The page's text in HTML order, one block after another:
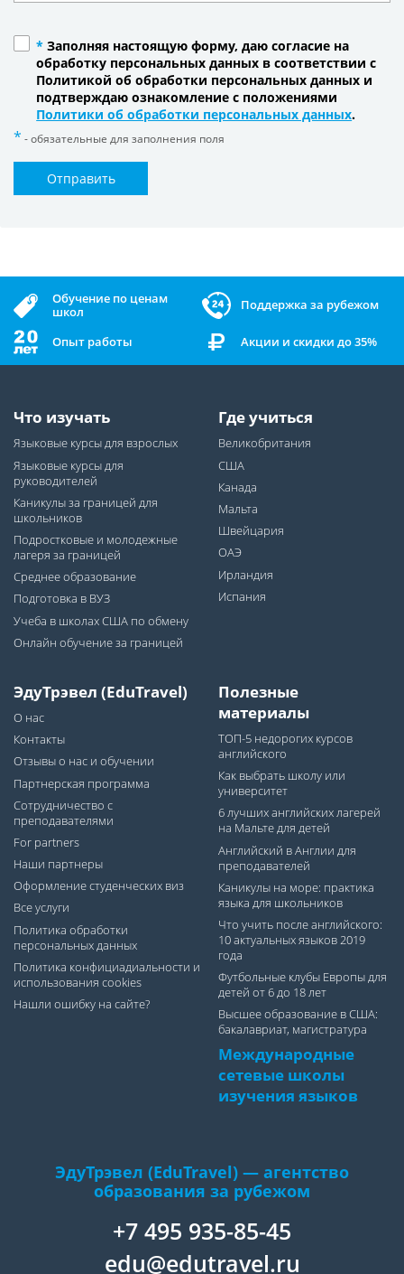
* Заполняя настоящую форму, даю согласие на
обработку персональных данных в соответствии с
Политикой об обработки персональных данных и
подтверждаю ознакомление с положениями
Политики об обработки персональных данных.
- обязательные для заполнения поля
Отправить
Обучение по ценам
школ
Поддержка за рубежом
Опыт работы Акции и скидки до 35%
Что изучать
Языковые курсы для взрослых
Языковые курсы для
руководителей
Каникулы за границей для
школьников
Подростковые и молодежные
лагеря за границей
Среднее образование
Подготовка в ВУЗ
Учеба в школах США по обмену
Онлайн обучение за границей
Где учиться
Великобритания
США
Канада
Мальта
Швейцария
ОАЭ
Ирландия
Испания
ЭдуТрэвел (EduTravel)
О нас
Контакты
Отзывы о нас и обучении
Партнерская программа
Сотрудничество с
преподавателями
For partners
Наши партнеры
Оформление студенческих виз
Все услуги
Политика обработки
персональных данных
Политика конфициадиальности и
использования cookies
Нашли ошибку на сайте?
Полезные
материалы
ТОП-5 недорогих курсов
английского
Как выбрать школу или
университет
6 лучших английских лагерей
на Мальте для детей
Английский в Англии для
преподавателей
Каникулы на море: практика
языка для школьников
Что учить после английского:
10 актуальных языков 2019
года
Футбольные клубы Европы для
детей от 6 до 18 лет
Высшее образование в США:
бакалавриат, магистратура
Международные
сетевые школы
изучения языков
ЭдуТрэвел (EduTravel) — агентство
образования за рубежом
+7 495 935-85-45
edu@edutravel.ru